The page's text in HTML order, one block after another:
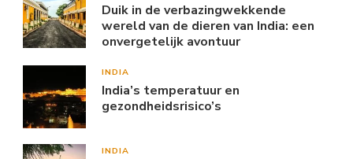
Duik in de verbazingwekkende
wereld van de dieren van India: een
onvergetelijk avontuur
INDIA
India’s temperatuur en
gezondheidsrisico’s
INDIA